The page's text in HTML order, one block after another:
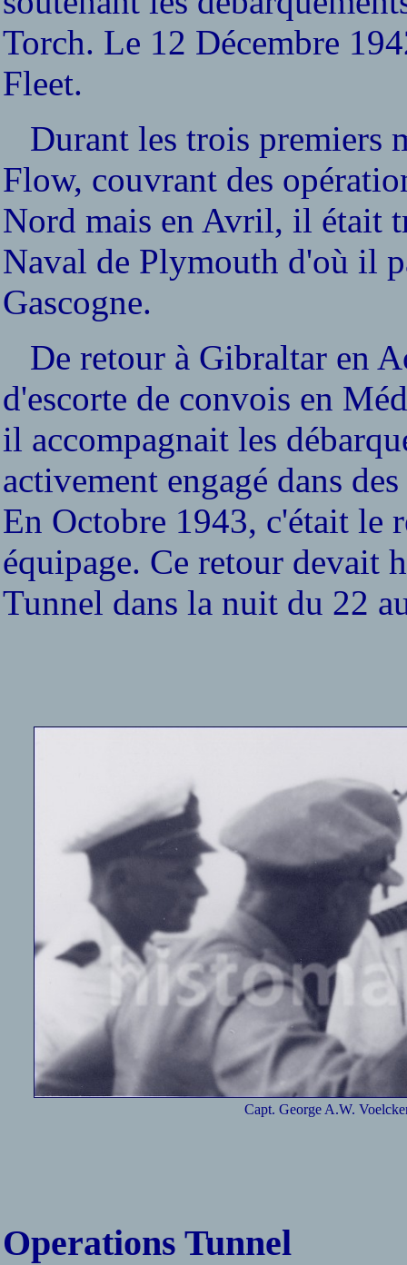
Torch. Le 12 Décembre
Fleet.
Durant les trois premiers
Flow, couvrant des
Nord mais en Avril, il était
Naval de Plymouth d'où il
Gascogne.
De retour à Gibraltar en
d'escorte de convois en
il accompagnait les
activement engagé dans
En Octobre 1943, c'était le
équipage. Ce retour devait
Tunnel dans la nuit du 22
Capt. George A.W.
Operations Tunnel